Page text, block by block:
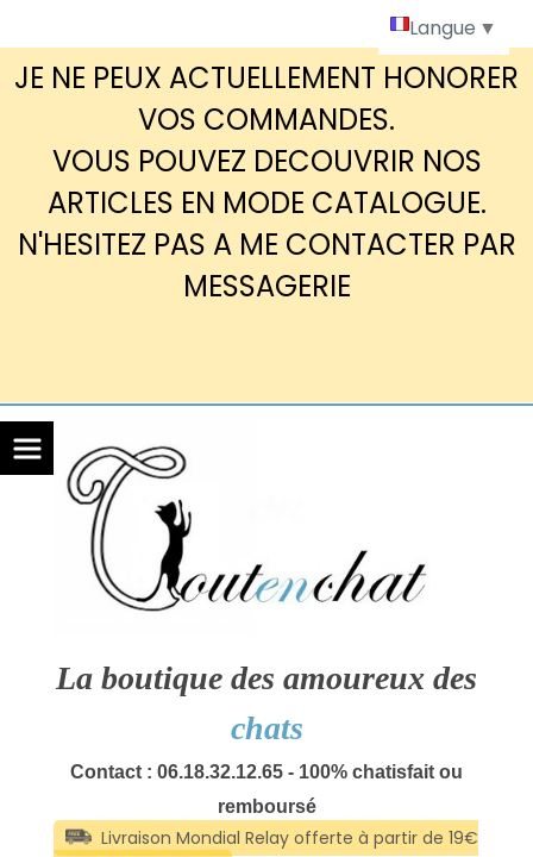
JE NE PEUX ACTUELLEMENT HONORER
VOS COMMANDES.
VOUS POUVEZ DECOUVRIR NOS
ARTICLES EN MODE CATALOGUE.
N'HESITEZ PAS A ME CONTACTER PAR
MESSAGERIE
La boutique des amoureux des
chats
Contact : 06.18.32.12.65 - 100% chatisfait ou
remboursé
Langue ▼